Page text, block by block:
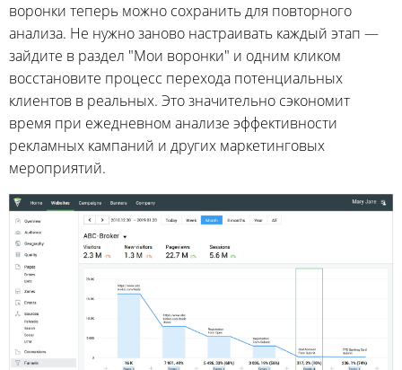
воронки теперь можно сохранить для повторного
анализа. Не нужно заново настраивать каждый этап —
зайдите в раздел "Мои воронки" и одним кликом
восстановите процесс перехода потенциальных
клиентов в реальных. Это значительно сэкономит
время при ежедневном анализе эффективности
рекламных кампаний и других маркетинговых
мероприятий.